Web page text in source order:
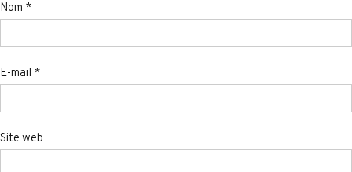
Nom *
E-mail *
Site web